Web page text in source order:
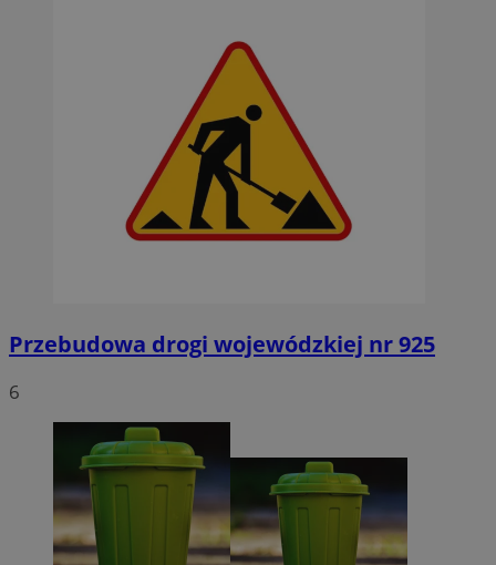
Przebudowa drogi wojewódzkiej nr 925
6